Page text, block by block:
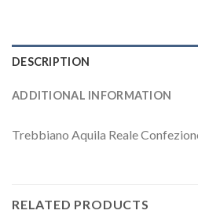
DESCRIPTION
ADDITIONAL INFORMATION
Trebbiano Aquila Reale
RELATED PRODUCTS